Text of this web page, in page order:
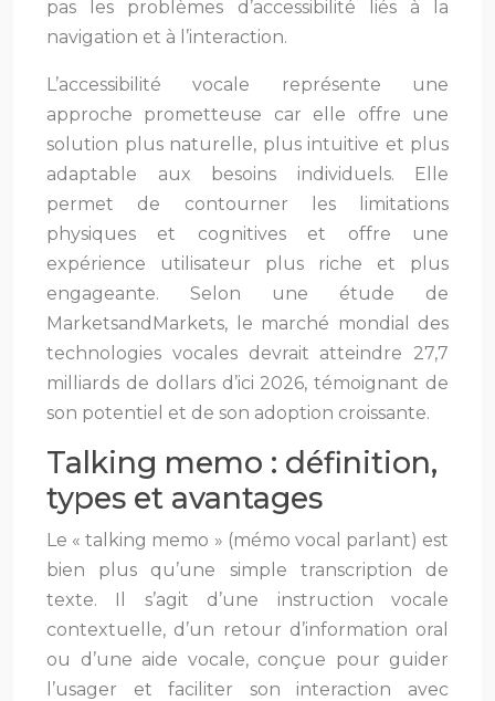
pas les problèmes d’accessibilité liés à la
navigation et à l’interaction.
L’accessibilité vocale représente une
approche prometteuse car elle offre une
solution plus naturelle, plus intuitive et plus
adaptable aux besoins individuels. Elle
permet de contourner les limitations
physiques et cognitives et offre une
expérience utilisateur plus riche et plus
engageante. Selon une étude de
MarketsandMarkets, le marché mondial des
technologies vocales devrait atteindre 27,7
milliards de dollars d’ici 2026, témoignant de
son potentiel et de son adoption croissante.
Talking memo : définition,
types et avantages
Le « talking memo » (mémo vocal parlant) est
bien plus qu’une simple transcription de
texte. Il s’agit d’une instruction vocale
contextuelle, d’un retour d’information oral
ou d’une aide vocale, conçue pour guider
l’usager et faciliter son interaction avec